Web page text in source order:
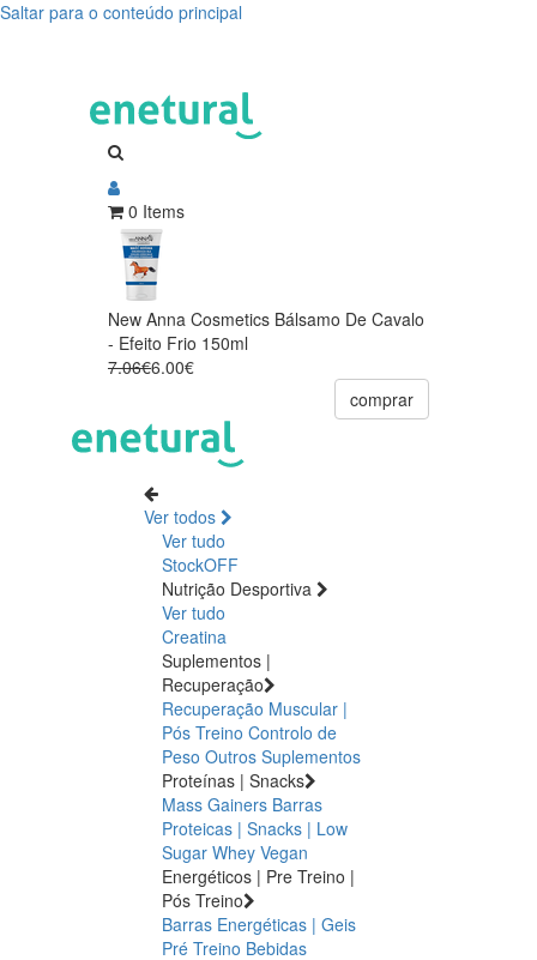
Saltar para o conteúdo principal
0 Items
New Anna Cosmetics Bálsamo De Cavalo
- Efeito Frio 150ml
7.06€6.00€
comprar
Ver todos
Ver tudo
StockOFF
Nutrição Desportiva
Ver tudo
Creatina
Suplementos |
Recuperação
Recuperação Muscular |
Pós Treino Controlo de
Peso Outros Suplementos
Proteínas | Snacks
Mass Gainers Barras
Proteicas | Snacks | Low
Sugar Whey Vegan
Energéticos | Pre Treino |
Pós Treino
Barras Energéticas | Geis
Pré Treino Bebidas